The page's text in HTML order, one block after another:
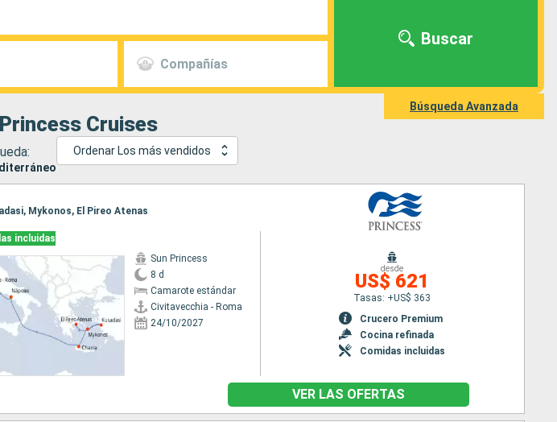
Compañías
Buscar
Búsqueda Avanzada
Cruises
Ordenar Los más vendidos
Mykonos, El Pireo Atenas
incluidas
Sun Princess
8 d
Camarote estándar
Civitavecchia - Roma
24/10/2027
desde
US$ 621
Tasas: +US$ 363
Crucero Premium
Cocina refinada
Comidas incluidas
VER LAS OFERTAS